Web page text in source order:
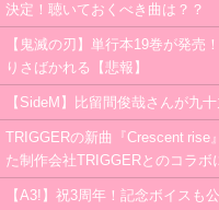
決定！聴いておくべき曲は？？
【鬼滅の刃】単行本19巻が発
りさばかれる【悲報】
【SideM】比留間俊哉さんが九
TRIGGERの新曲『Crescent rise
た制作会社TRIGGERとのコラボ
【A3!】祝3周年！記念ボイスも